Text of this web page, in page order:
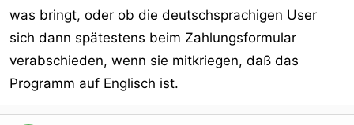
r
was bringt, oder ob die deutschsprachigen User
sich dann spätestens beim Zahlungsformular
verabschieden, wenn sie mitkriegen, daß das
Programm auf Englisch ist.